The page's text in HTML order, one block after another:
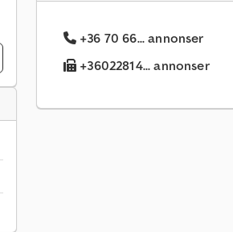
+36 70 66... annonser
+36022814... annonser